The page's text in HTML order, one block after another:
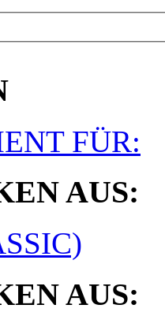
FÜR:
AUS:
AUS: